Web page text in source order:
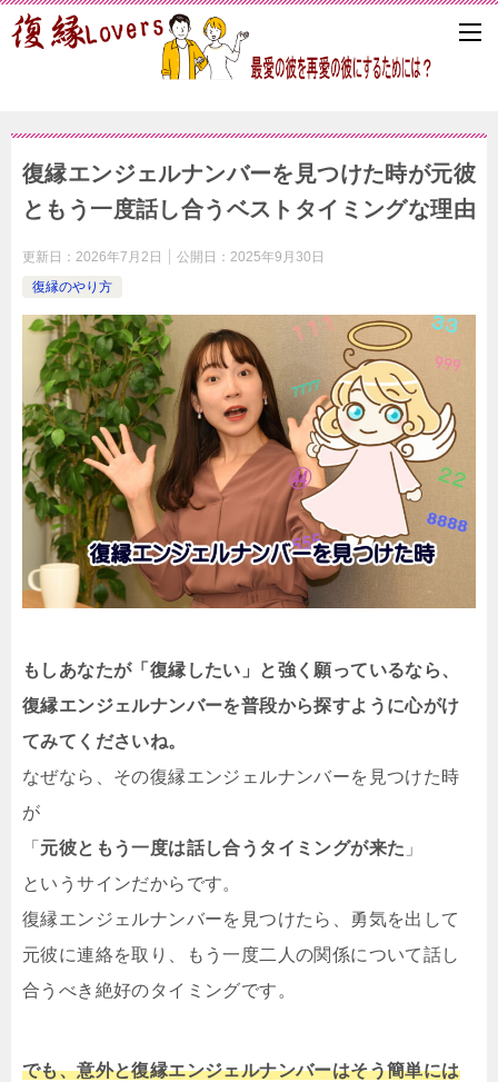
復縁エンジェルナンバーを見つけた時が元彼
ともう一度話し合うベストタイミングな理由
更新日： 2026年7月2日 公開日： 2025年9月30日
復縁のやり方
もしあなたが「復縁したい」と強く願っているなら、
復縁エンジェルナンバーを普段から探すように心がけ
てみてくださいね。
なぜなら、その復縁エンジェルナンバーを見つけた時
が
「 元彼ともう一度は話し合うタイミングが来た 」
というサインだからです。
復縁エンジェルナンバーを見つけたら、勇気を出して
元彼に連絡を取り、もう一度二人の関係について話し
合うべき絶好のタイミングです。
でも、意外と復縁エンジェルナンバーはそう簡単には